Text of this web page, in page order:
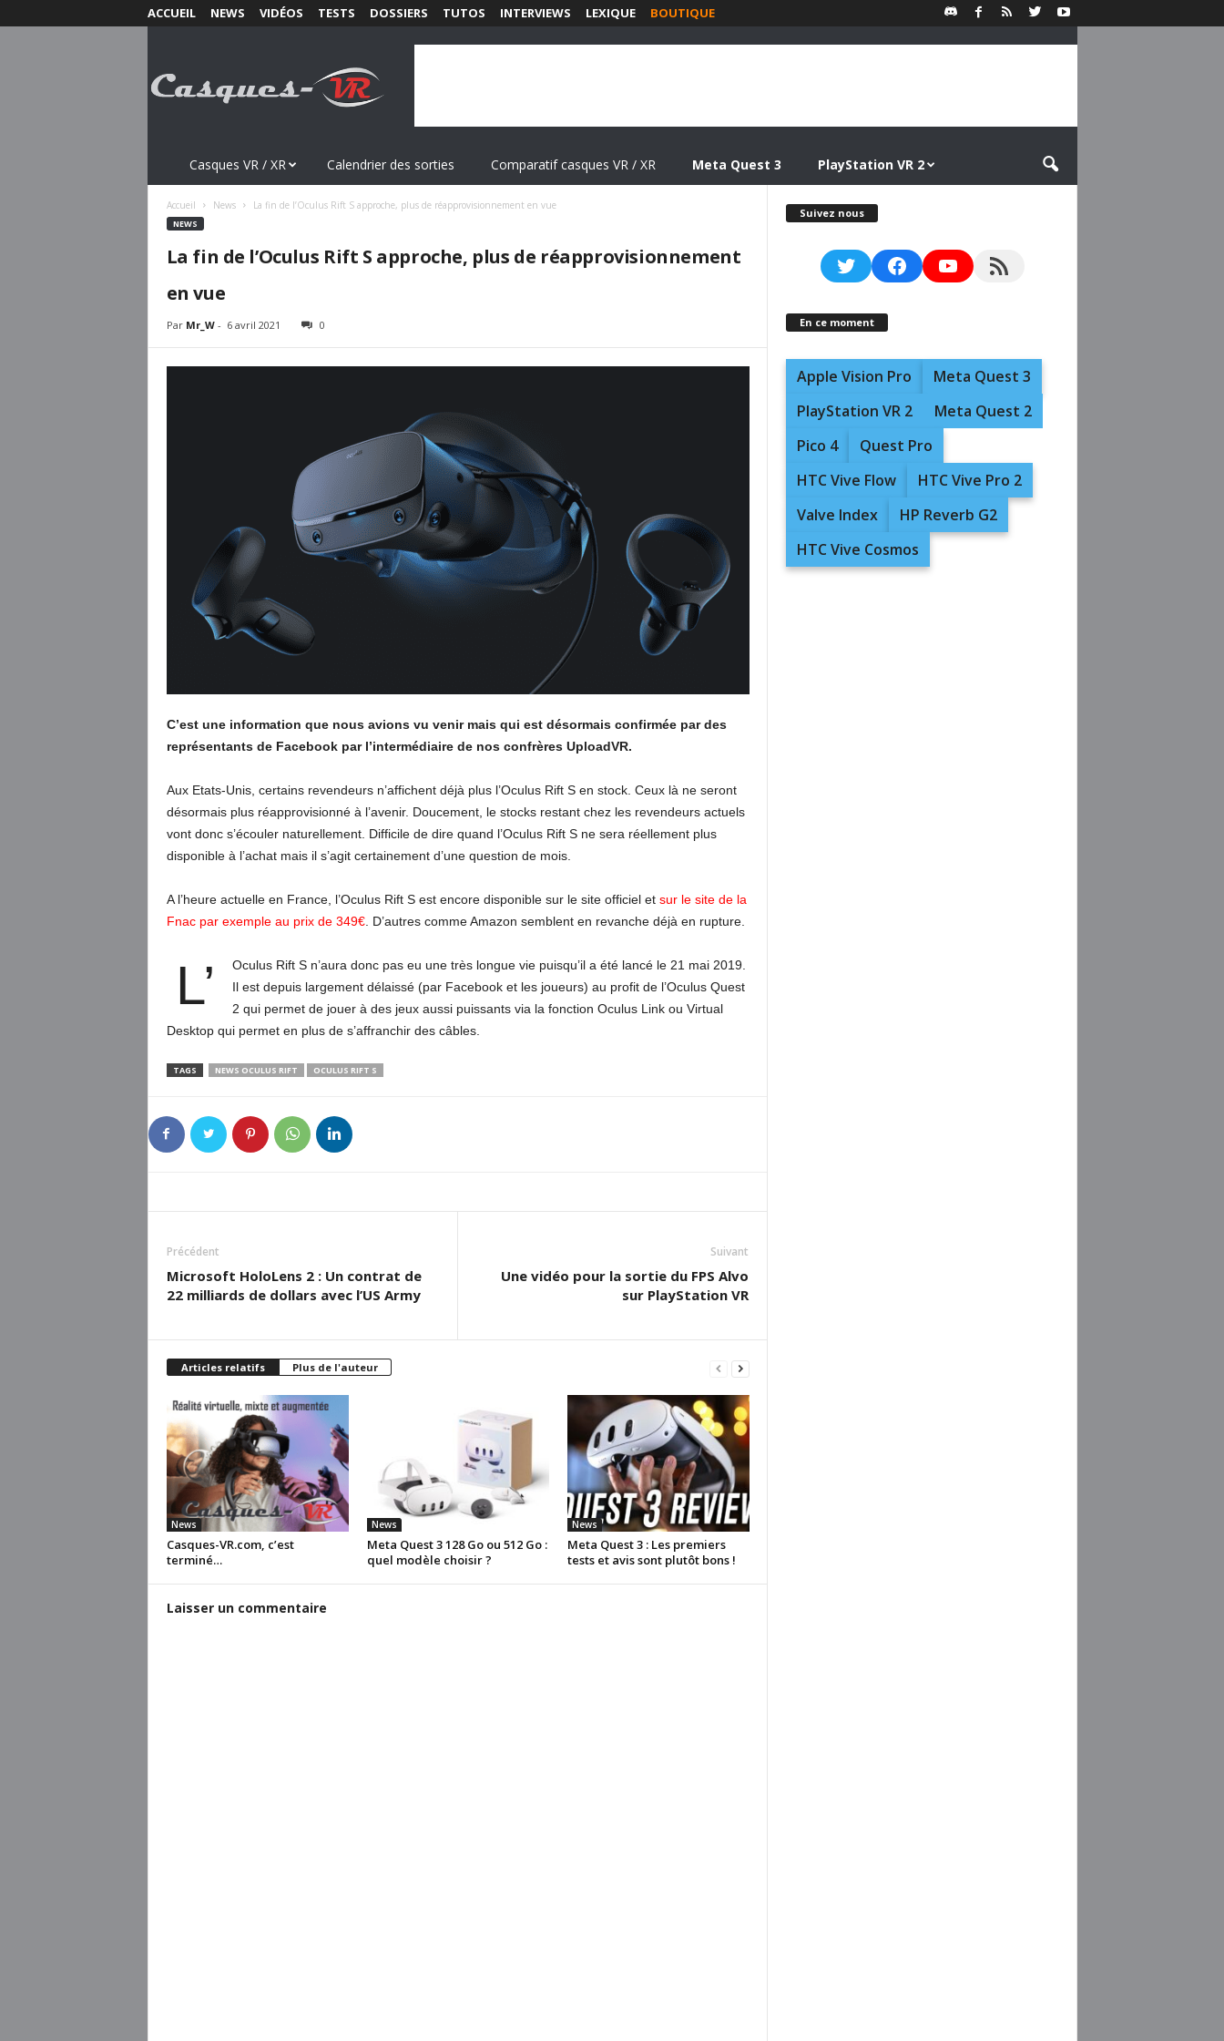
ACCUEIL NEWS VIDÉOS TESTS DOSSIERS TUTOS INTERVIEWS LEXIQUE BOUTIQUE
s
Casques VR / XR Calendrier des sorties Comparatif casques VR / XR Meta Quest 3 PlayStation VR 2
Accueil News La fin de l’Oculus Rift S approche, plus de réapprovisionnement en vue
NEWS
La fin de l’Oculus Rift S approche, plus de réapprovisionnement
en vue
Par Mr_W- 6 avril 2021 0
C’est une information que nous avions vu venir mais qui est désormais confirmée par des
représentants de Facebook par l’intermédiaire de nos confrères UploadVR.
Aux Etats-Unis, certains revendeurs n’affichent déjà plus l’Oculus Rift S en stock. Ceux là ne seront
désormais plus réapprovisionné à l’avenir. Doucement, le stocks restant chez les revendeurs actuels
vont donc s’écouler naturellement. Difficile de dire quand l’Oculus Rift S ne sera réellement plus
disponible à l’achat mais il s’agit certainement d’une question de mois.
A l’heure actuelle en France, l’Oculus Rift S est encore disponible sur le site officiel et sur le site de la
Fnac par exemple au prix de 349€. D’autres comme Amazon semblent en revanche déjà en rupture.
L’
Oculus Rift S n’aura donc pas eu une très longue vie puisqu’il a été lancé le 21 mai 2019.
Il est depuis largement délaissé (par Facebook et les joueurs) au profit de l’Oculus Quest
2 qui permet de jouer à des jeux aussi puissants via la fonction Oculus Link ou Virtual
Desktop qui permet en plus de s’affranchir des câbles.
TAGS NEWS OCULUS RIFT OCULUS RIFT S
Précédent
Microsoft HoloLens 2 : Un contrat de
22 milliards de dollars avec l’US Army
Suivant
Une vidéo pour la sortie du FPS Alvo
sur PlayStation VR
Articles relatifs Plus de l'auteur
News
Casques-VR.com, c’est
terminé…
News
Meta Quest 3 128 Go ou 512 Go :
quel modèle choisir ?
News
Meta Quest 3 : Les premiers
tests et avis sont plutôt bons !
Laisser un commentaire
Suivez nous
TwitterFacebookYouTubeRSS Feed
En ce moment
Apple Vision Pro
Meta Quest 3
PlayStation VR 2
Meta Quest 2
Pico 4
Quest Pro
HTC Vive Flow
HTC Vive Pro 2
Valve Index
HP Reverb G2
HTC Vive Cosmos